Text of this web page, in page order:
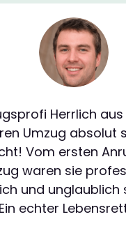
Herrlich
Umzug absolut
Vom ersten
waren sie
und unglaublich
Ein echter